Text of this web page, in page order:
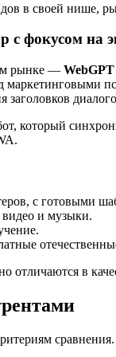
в своей нише,
с фокусом на
рынке — WebGPT
который
с готовыми
и музыки.
в
сравнения.